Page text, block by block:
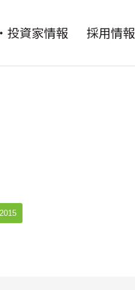
投資家情報 採用情報
2015